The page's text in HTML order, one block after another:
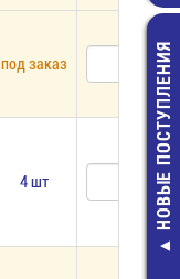
CF-1/4W-
КОМ-5%
2,00 руб.
НОВЫЕ ПОСТУПЛЕНИЯ
под заказ
4 шт